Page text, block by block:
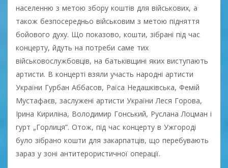
населенню з метою збору коштів для військових, а
також безпосередньо військовим з метою підняття
бойового духу. Що показово, кошти, зібрані під час
концерту, йдуть на потреби саме тих
військовослужбовців, на батьківщині яких виступають
артисти. В концерті взяли участь народні артисти
України Гурбан Аббасов, Раїса Недашківська, Фемій
Мустафаєв, заслужені артисти України Леся Горова,
Ірина Кириліна, Володимир Гонський, Руслана Лоцман і
гурт „Горлиця”. Отож, під час концерту в Ужгороді
було зібрано кошти для закарпатців, що перебувають
зараз у зоні антитерористичної операції.